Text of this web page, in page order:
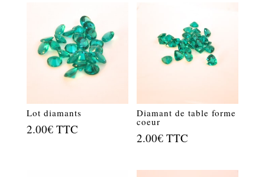
Lot diamants
2.00€ TTC
Diamant de table forme
coeur
2.00€ TTC